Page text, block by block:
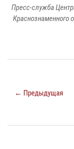
Пресс-служба
Краснознаменного
← Предыдущая